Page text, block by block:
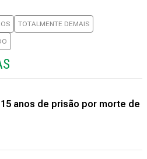
TOTALMENTE DEMAIS
anos de prisão por morte de